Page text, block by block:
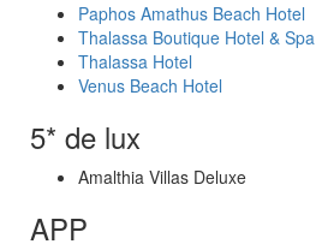
Paphos Amathus Beach Hotel
Thalassa Boutique Hotel & Spa
Thalassa Hotel
Venus Beach Hotel
5* de lux
Amalthia Villas Deluxe
APP